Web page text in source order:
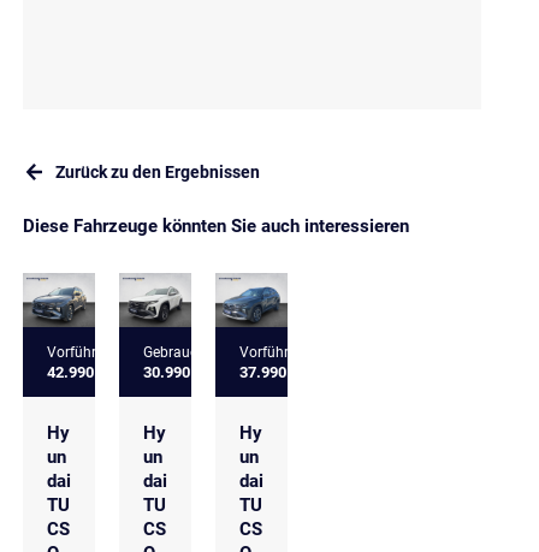
Zurück zu den Ergebnissen
Diese Fahrzeuge könnten Sie auch interessieren
Vorführfahrzeug
42.990 €
Hy
un
dai
TU
CS
Gebrauchtfahrzeug
30.990 €
Hy
un
dai
TU
CS
Vorführfahrzeug
37.990 €
Hy
un
dai
TU
CS